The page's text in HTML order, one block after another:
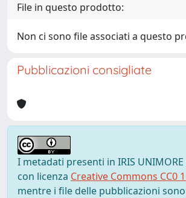
File in questo prodotto:
Non ci sono file associati a questo
Pubblicazioni consigliate
I metadati presenti in IRIS
con licenza Creative Commons CC0
mentre i file delle pubblicazioni